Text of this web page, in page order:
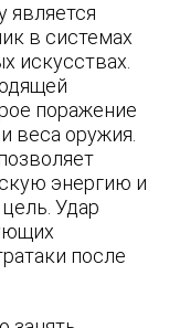
является
в системах
искусствах.
поражение
веса оружия.
энергию и
Удар
после